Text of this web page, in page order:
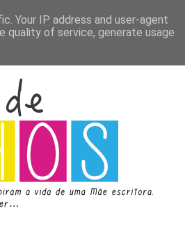
Your IP address and user-agent
quality of service, generate usage